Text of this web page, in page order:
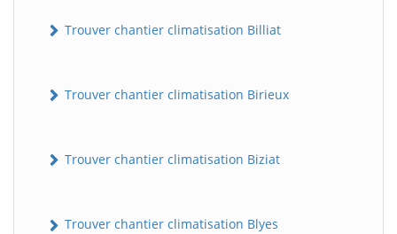
Trouver chantier climatisation Billiat
Trouver chantier climatisation Birieux
Trouver chantier climatisation Biziat
Trouver chantier climatisation Blyes